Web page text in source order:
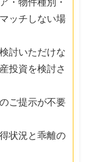
・物件種別・
ッチしない場
討いただけな
投資を検討さ
ご提示が不要
状況と乖離の